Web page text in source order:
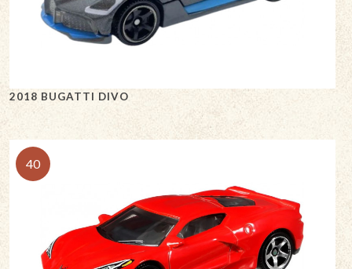
2018 BUGATTI DIVO
40